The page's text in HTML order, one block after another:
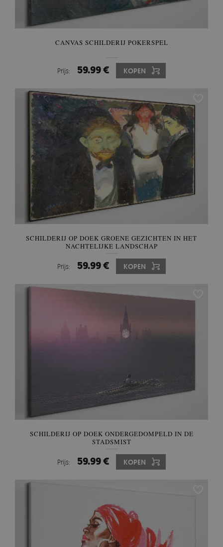
CANVAS SCHILDERIJ POKERSPEL
Prijs: 59.99 € KOPEN
SCHILDERIJ OP DOEK GROENE GEZICHTEN IN HET
NACHTELIJKE LANDSCHAP
Prijs: 59.99 € KOPEN
SCHILDERIJ OP DOEK ONDERGEDOMPELD IN DE
STADSMIST
Prijs: 59.99 € KOPEN